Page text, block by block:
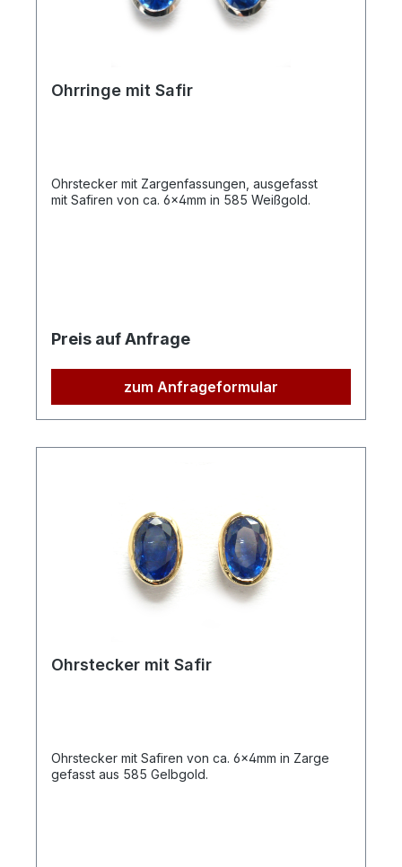
Ohrringe mit Safir
Ohrstecker mit Zargenfassungen, ausgefasst
mit Safiren von ca. 6x4mm in 585 Weißgold.
Preis auf Anfrage
zum Anfrageformular
Ohrstecker mit Safir
Ohrstecker mit Safiren von ca. 6x4mm in Zarge
gefasst aus 585 Gelbgold.